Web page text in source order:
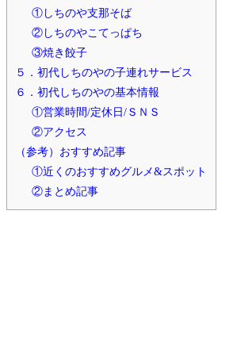
①しちのや支那そば
②しちのやこてっぱち
③焼き餃子
５．初代しちのやの子連れサービス
６．初代しちのやの基本情報
①営業時間/定休日/ＳＮＳ
②アクセス
（参考）おすすめ記事
①近くのおすすめグルメ&スポット
②まとめ記事